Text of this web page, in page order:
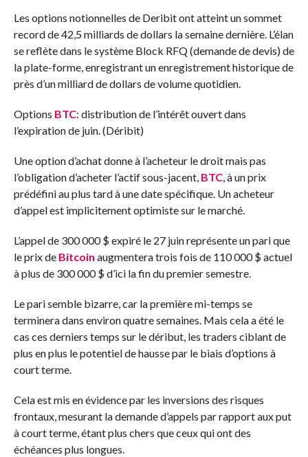
Les options notionnelles de Deribit ont atteint un sommet
record de 42,5 milliards de dollars la semaine dernière. L’élan
se reflète dans le système Block RFQ (demande de devis) de
la plate-forme, enregistrant un enregistrement historique de
près d’un milliard de dollars de volume quotidien.
Options BTC: distribution de l’intérêt ouvert dans
l’expiration de juin. (Déribit)
Une option d’achat donne à l’acheteur le droit mais pas
l’obligation d’acheter l’actif sous-jacent, BTC, à un prix
prédéfini au plus tard à une date spécifique. Un acheteur
d’appel est implicitement optimiste sur le marché.
L’appel de 300 000 $ expiré le 27 juin représente un pari que
le prix de Bitcoin augmentera trois fois de 110 000 $ actuel
à plus de 300 000 $ d’ici la fin du premier semestre.
Le pari semble bizarre, car la première mi-temps se
terminera dans environ quatre semaines. Mais cela a été le
cas ces derniers temps sur le déribut, les traders ciblant de
plus en plus le potentiel de hausse par le biais d’options à
court terme.
Cela est mis en évidence par les inversions des risques
frontaux, mesurant la demande d’appels par rapport aux put
à court terme, étant plus chers que ceux qui ont des
échéances plus longues.